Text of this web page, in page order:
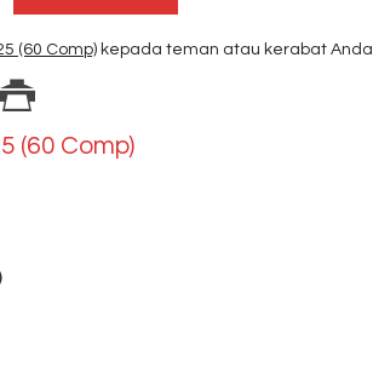
(60 Comp) kepada teman atau kerabat Anda.
(60 Comp)